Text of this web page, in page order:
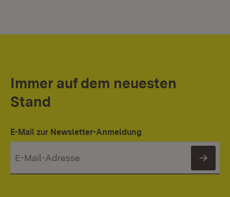
Immer auf dem neuesten
Stand
E-Mail zur Newsletter-Anmeldung